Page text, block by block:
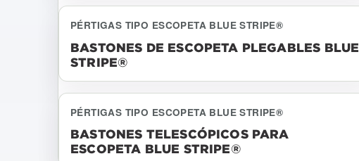
PÉRTIGAS TIPO ESCOPETA BLUE STRIPE®
BASTONES DE ESCOPETA PLEGABLES BLUE
STRIPE®
PÉRTIGAS TIPO ESCOPETA BLUE STRIPE®
BASTONES TELESCÓPICOS PARA
ESCOPETA BLUE STRIPE®